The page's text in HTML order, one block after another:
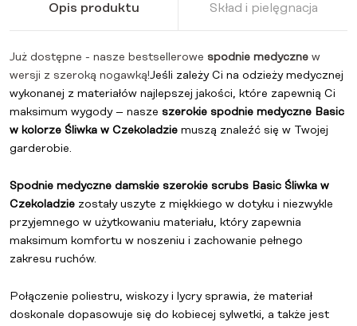
Opis produktu Skład i pielęgnacja
Już dostępne - nasze bestsellerowe spodnie medyczne w
wersji z szeroką nogawką!Jeśli zależy Ci na odzieży medycznej
wykonanej z materiałów najlepszej jakości, które zapewnią Ci
maksimum wygody – nasze szerokie spodnie medyczne Basic
w kolorze Śliwka w Czekoladzie muszą znaleźć się w Twojej
garderobie.
Spodnie medyczne damskie szerokie scrubs Basic Śliwka w
Czekoladzie zostały uszyte z miękkiego w dotyku i niezwykle
przyjemnego w użytkowaniu materiału, który zapewnia
maksimum komfortu w noszeniu i zachowanie pełnego
zakresu ruchów.
Połączenie poliestru, wiskozy i lycry sprawia, że materiał
doskonale dopasowuje się do kobiecej sylwetki, a także jest